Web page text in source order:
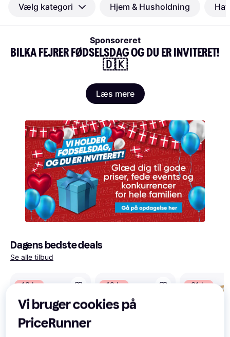
Vælg kategori Hjem & Husholdning
Sponsoreret
BILKA FEJRER FØDSELSDAG OG DU ER INVITERET!
🇩🇰
Læs mere
Dagens bedste deals
Se alle tilbud
-13 kr. -19 kr. -31 kr.
Vi bruger cookies på
PriceRunner